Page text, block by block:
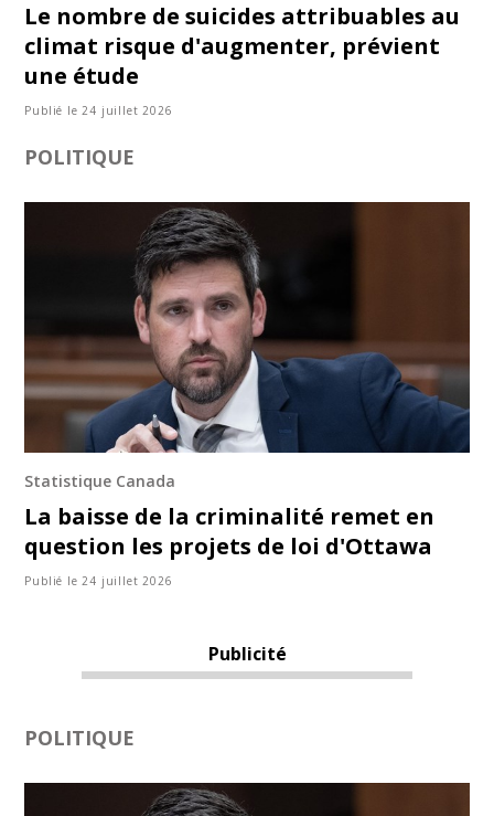
Le nombre de suicides attribuables au
climat risque d'augmenter, prévient
une étude
Publié le 24 juillet 2026
POLITIQUE
Statistique Canada
La baisse de la criminalité remet en
question les projets de loi d'Ottawa
Publié le 24 juillet 2026
Publicité
POLITIQUE